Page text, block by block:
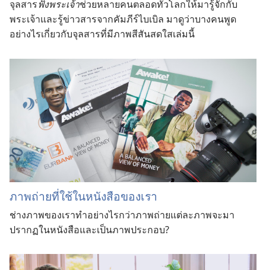
จุลสารฟังพระเจ้าช่วยหลายคนตลอดทั่วโลกให้มารู้จักกับ
พระเจ้าและรู้ข่าวสารจากคัมภีร์ไบเบิล มาดูว่าบางคนพูด
อย่างไรเกี่ยวกับจุลสารที่มีภาพสีสันสดใสเล่มนี้
ภาพถ่ายที่ใช้ในหนังสือของเรา
ช่างภาพของเราทำอย่างไรกว่าภาพถ่ายแต่ละภาพจะมา
ปรากฏในหนังสือและเป็นภาพประกอบ?